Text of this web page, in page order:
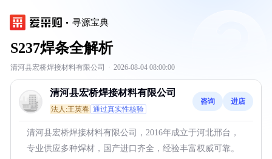
寻源宝典
S237焊条全解析
清河县宏桥焊接材料有限公司 · 2026-08-04 08:00:00
清河县宏桥焊接材料有限公司
法人:王英春 通过真实性核验
咨询 进店
清河县宏桥焊接材料有限公司，2016年成立于河北邢台，
专业供应多种焊材，国产进口齐全，经验丰富权威可靠。